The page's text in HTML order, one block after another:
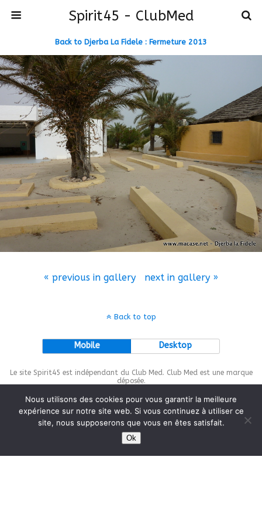
Spirit45 - ClubMed
Back to Djerba La Fidele : Fermeture 2013
« previous in gallery next in gallery »
Back to top
Mobile Desktop
Le site Spirit45 est indépendant du Club Med. Club Med est une marque
déposée.
This site is protected bywp-copyrightpro.com
Nous utilisons des cookies pour vous garantir la meilleure
expérience sur notre site web. Si vous continuez à utiliser ce
site, nous supposerons que vous en êtes satisfait.
Ok